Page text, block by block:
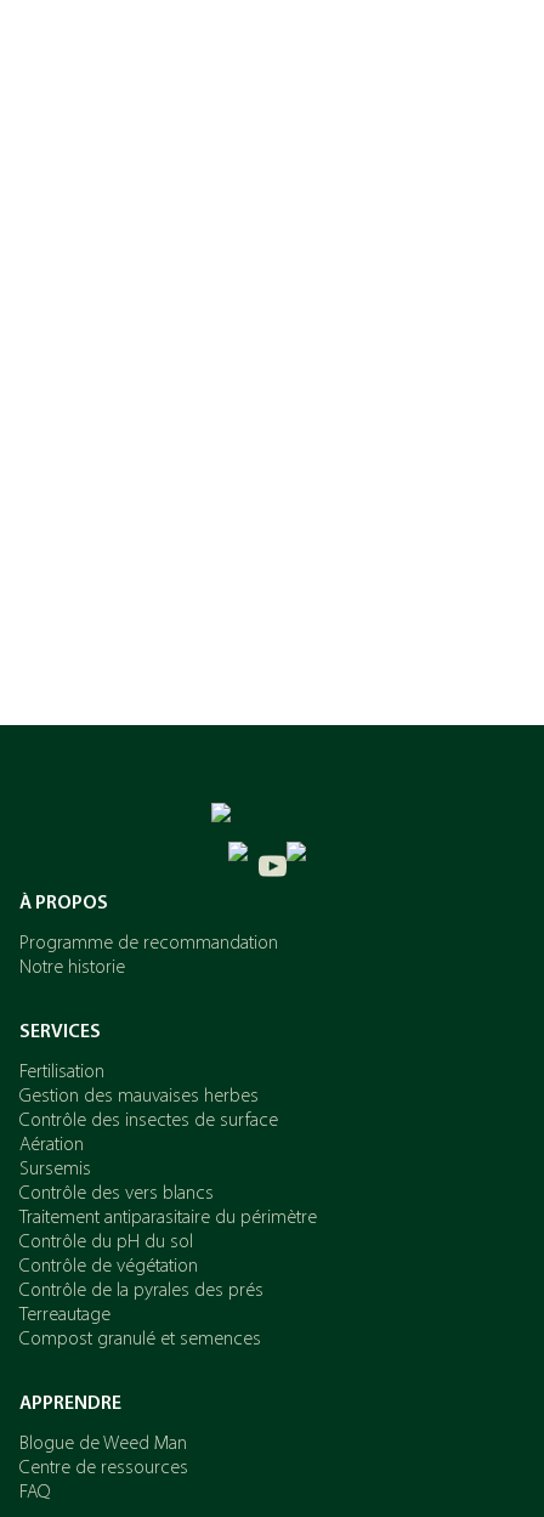
À PROPOS
Programme de recommandation
Notre historie
SERVICES
Fertilisation
Gestion des mauvaises herbes
Contrôle des insectes de surface
Aération
Sursemis
Contrôle des vers blancs
Traitement antiparasitaire du périmètre
Contrôle du pH du sol
Contrôle de végétation
Contrôle de la pyrales des prés
Terreautage
Compost granulé et semences
APPRENDRE
Blogue de Weed Man
Centre de ressources
FAQ